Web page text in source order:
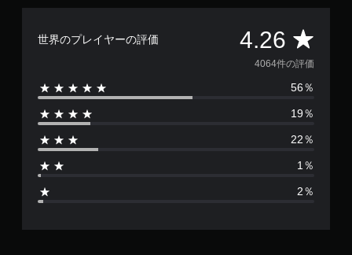
世界のプレイヤーの評価 4.26 評
価
数
は
0
4064件の評価
56％
19％
22％
1％
2％